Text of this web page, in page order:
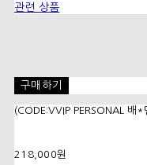
관련 상품
구매하기
(CODE:VVIP PERSONAL 배*
218,000원